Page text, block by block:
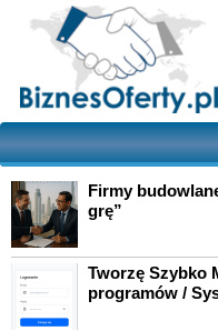
Firmy
grę”
Tworzę Szybko
programów /